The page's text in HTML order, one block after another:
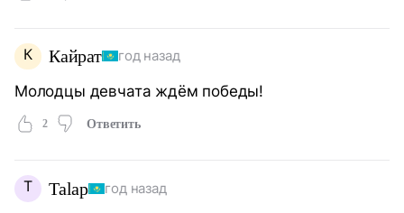
К Кайрат год назад
Молодцы девчата ждём победы!
2 Ответить
T Talap год назад